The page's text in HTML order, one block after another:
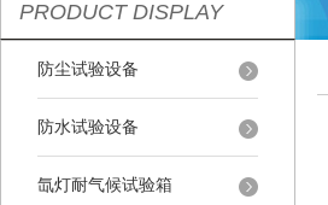
PRODUCT DISPLAY
防尘试验设备
防水试验设备
氙灯耐气候试验箱